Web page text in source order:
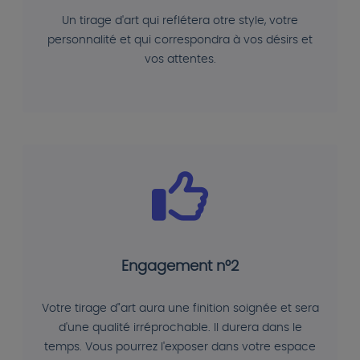
Un tirage d'art qui reflétera otre style, votre
personnalité et qui correspondra à vos désirs et
vos attentes.
Engagement n°2
Votre tirage d"art aura une finition soignée et sera
d'une qualité irréprochable. Il durera dans le
temps. Vous pourrez l'exposer dans votre espace